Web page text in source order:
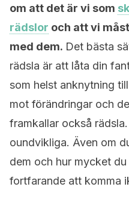
om att det är vi som
rädslor och att vi
med dem. Det bästa
rädsla är att låta din
som helst anknytning
mot förändringar och
framkallar också
oundvikliga. Även om
dem och hur mycket
fortfarande att komma